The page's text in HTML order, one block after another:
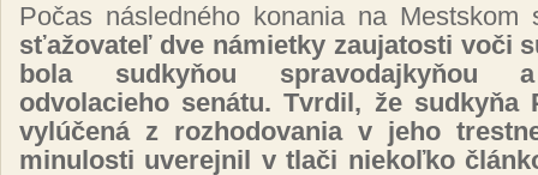
Počas následného konania na
sťažovateľ dve námietky zaujatosti voči
bola sudkyňou spravodajkyňou a
odvolacieho senátu. Tvrdil, že
vylúčená z rozhodovania v jeho
minulosti uverejnil v tlači niekoľko